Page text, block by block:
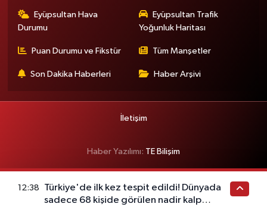
Eyüpsultan Hava
Durumu
Eyüpsultan Trafik
Yoğunluk Haritası
Puan Durumu ve Fikstür Tüm Manşetler
Son Dakika Haberleri Haber Arşivi
İletişim
Haber Yazılımı: TE Bilişim
12:38
Türkiye'de ilk kez tespit edildi! Dünyada
sadece 68 kişide görülen nadir kalp